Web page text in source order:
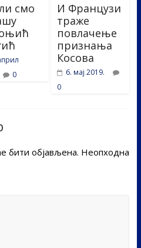
смо
0
И Французи
траже
повлачење
признања
Косова
6. мај 2019.
0
бити објављена. Неопходна